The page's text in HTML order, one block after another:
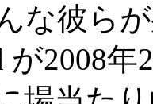
な彼ら
が2008